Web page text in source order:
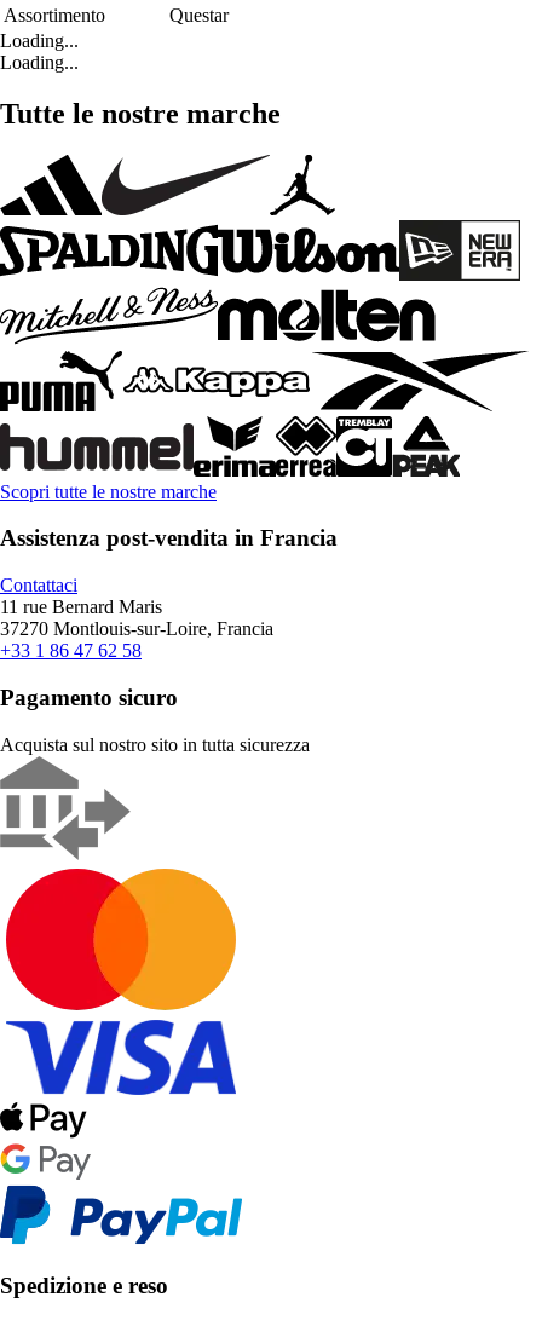
Assortimento
Questar
Loading...
Loading...
Tutte le nostre marche
Scopri tutte le nostre marche
Assistenza post-vendita in Francia
Contattaci
11 rue Bernard Maris
37270 Montlouis-sur-Loire, Francia
+33 1 86 47 62 58
Pagamento sicuro
Acquista sul nostro sito in tutta sicurezza
Spedizione e reso